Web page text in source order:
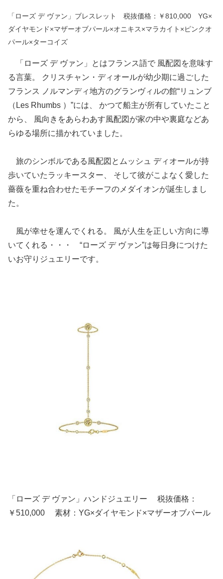
「ローズ デ ヴァン」ブレスレット 税抜価格：￥810,000
YG×
ダイヤモンド×マザーオブパール×オニキス×マラカイト ×ピンクオ
パール×ターコイズ
「ローズ デ ヴァン」とはフランス語で 風配図を意味す
る言葉。 クリスチャン・ディオールが幼少期に過ごした
フランス ノルマンディ地方のグランヴィルの館“リュンブ
（Les Rhumbs ）”には、 かつて船主が所有していたこと
から、 風向きをあらわあす風配図が家の中や裏庭などあ
らゆる場所に描かれていました。
旅のシンボルである風配図とムッシュ ディオールが持
歩いていたラッキースター、 そして彼がこよなく愛した
薔薇を重ね合わせたモチーフのメダイオンが誕生しまし
た。
風が幸せを運んでくれる。 風が人生を正しい方向に導
いてくれる・・・ “ローズ デ ヴァン”は毎日身につけた
いお守りジュエリーです。
「ローズ デ ヴァン」ハンドジュエリー 税抜価格：
￥510,000 素材：YG×ダイヤモンド×マザーオブパール